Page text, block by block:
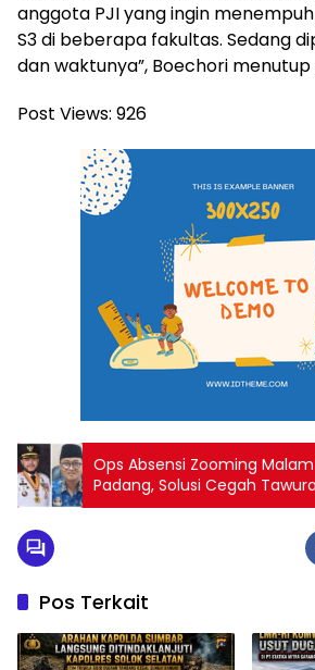
anggota PJI yang ingin menempuh
S3 di beberapa fakultas. Sedang
dan waktunya”, Boechori
Post Views: 926
Ops Absensi Zooming
Padang, Solusi Cegah
Liar
Pos Terkait